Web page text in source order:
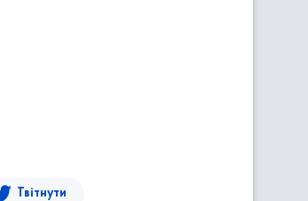
Твітнути